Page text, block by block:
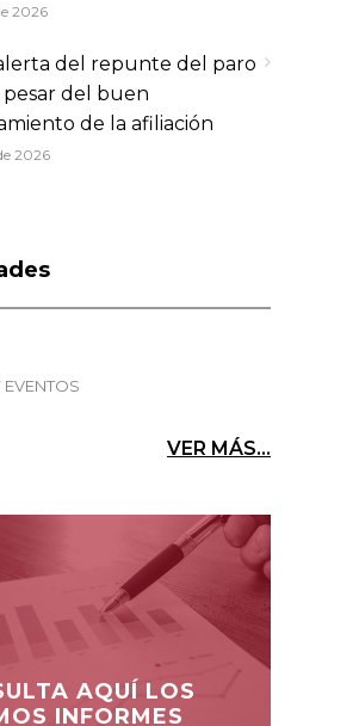
2026
del repunte del paro
del buen
de la afiliación
2026
EVENTOS
VER MÁS...
AQUÍ LOS
INFORMES